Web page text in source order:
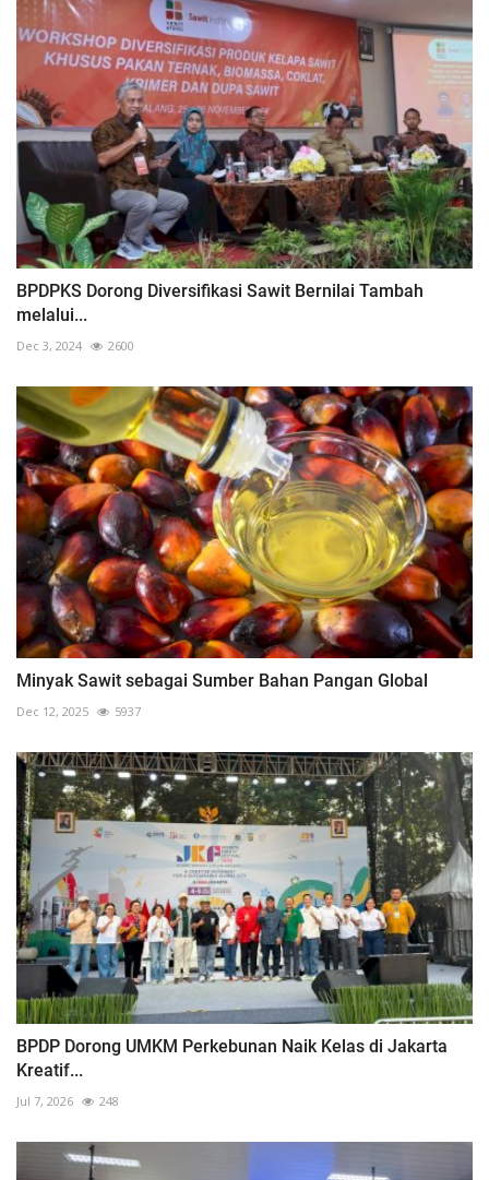
BPDPKS Dorong Diversifikasi Sawit Bernilai Tambah
melalui...
Dec 3, 2024 2600
Minyak Sawit sebagai Sumber Bahan Pangan Global
Dec 12, 2025 5937
BPDP Dorong UMKM Perkebunan Naik Kelas di Jakarta
Kreatif...
Jul 7, 2026 248